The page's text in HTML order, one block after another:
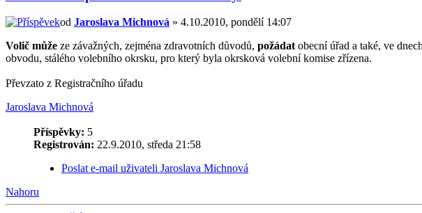
od Jaroslava Michnová » 4.10.2010, pondělí 14:07
Volič může ze závažných, zejména zdravotních důvodů, požádat obecní úřad a také, ve
obvodu, stálého volebního okrsku, pro který byla okrsková volební komise zřízena.
Převzato z Registračního úřadu
Jaroslava Michnová
Příspěvky: 5
Registrován: 22.9.2010, středa 21:58
Poslat e-mail uživateli Jaroslava Michnová
Nahoru